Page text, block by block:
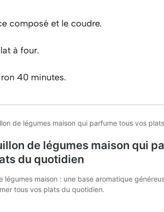
composé et le coudre.
à four.
40 minutes.